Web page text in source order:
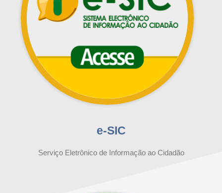
e-SIC
Serviço Eletrônico de Informação ao Cidadão